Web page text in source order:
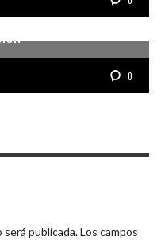
EN SU
0
publicada.Los campos